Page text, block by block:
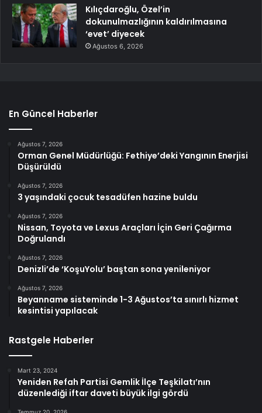
Kılıçdaroğlu, Özel’in
dokunulmazlığının kaldırılmasına
‘evet’ diyecek
Ağustos 6, 2026
En Güncel Haberler
Ağustos 7, 2026
Orman Genel Müdürlüğü: Fethiye’deki Yangının Enerjisi
Düşürüldü
Ağustos 7, 2026
3 yaşındaki çocuk tesadüfen hazine buldu
Ağustos 7, 2026
Nissan, Toyota ve Lexus Araçları İçin Geri Çağırma
Doğrulandı
Ağustos 7, 2026
Denizli’de ‘KoşuYolu’ baştan sona yenileniyor
Ağustos 7, 2026
Beyanname sisteminde 1-3 Ağustos’ta sınırlı hizmet
kesintisi yapılacak
Rastgele Haberler
Mart 23, 2024
Yeniden Refah Partisi Gemlik İlçe Teşkilatı’nın
düzenlediği iftar daveti büyük ilgi gördü
Temmuz 20, 2026